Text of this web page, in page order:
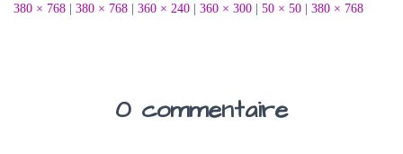
380 × 768
380 × 768 360 × 240 360 × 300 50 × 50 380 × 768
0 commentaire